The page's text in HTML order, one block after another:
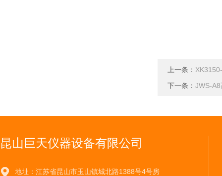
上一条：
下一条： JWS-
昆山巨天仪器设备有限公司
地址：江苏省昆山市玉山镇城北路1388号4号房